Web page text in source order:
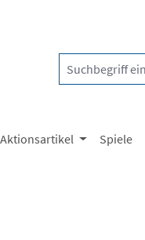
Aktionsartikel Spiele